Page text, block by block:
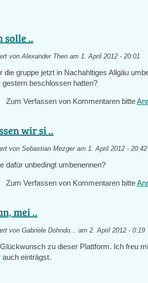
solle ..
vonAlexander Then am 1. April 2012 - 20:01
die gruppe jetzt in Nachahltiges Allgäu
beschlossen hatten?
Zum Verfassen von Kommentaren bitte
wir si ..
vonSebastian Mezgeram 1. April 2012 - 20:42
dafür unbedingt umbenennen?
Zum Verfassen von Kommentaren bitte
mei ..
vonGabriele Dohndo... am 2. April 2012 - 0:19
zu dieser Plattform. Ich freu
einträgst.